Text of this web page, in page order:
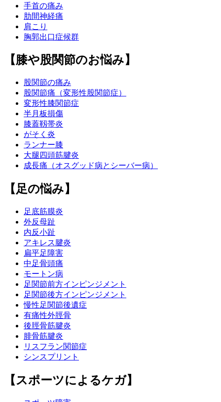
手首の痛み
肋間神経痛
肩こり
胸郭出口症候群
【膝や股関節のお悩み】
股関節の痛み
股関節痛（変形性股関節症）
変形性膝関節症
半月板損傷
膝蓋靱帯炎
がそく炎
ランナー膝
大腿四頭筋腱炎
成長痛（オスグッド病とシーバー病）
【足の悩み】
足底筋膜炎
外反母趾
内反小趾
アキレス腱炎
扁平足障害
中足骨頭痛
モートン病
足関節前方インピンジメント
足関節後方インピンジメント
慢性足関節後遺症
有痛性外脛骨
後脛骨筋腱炎
腓骨筋腱炎
リスフラン関節症
シンスプリント
【スポーツによるケガ】